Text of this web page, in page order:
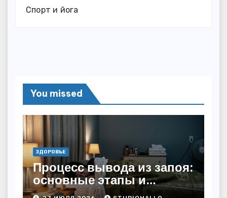
Спорт и йога
You missed
ЗДОРОВЬЕ
Процесс вывода из запоя:
основные этапы и
методы